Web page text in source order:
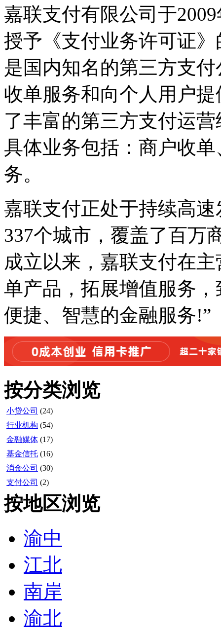
嘉联支付有限公司于
授予《支付业务许可证
是国内知名的第三方支
收单服务和向个人用户
了丰富的第三方支付运
具体业务包括：商户收
务。
嘉联支付正处于持续高
337个城市，覆盖了百万
成立以来，嘉联支付在
单产品，拓展增值服务
便捷、智慧的金融服务!”
按分类浏览
小贷公司 (24)
行业机构 (54)
金融媒体 (17)
基金信托 (16)
消金公司 (30)
支付公司 (2)
按地区浏览
渝中
江北
南岸
渝北